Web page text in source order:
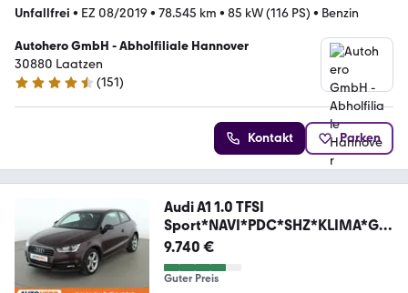
Unfallfrei • EZ 08/2019 • 78.545 km • 85 kW (116 PS) • Benzin
Autohero GmbH - Abholfiliale Hannover
30880 Laatzen
4.7 Sterne
(151)
Kontakt Parken
Audi A1 1.0 TFSI
Sport*NAVI*PDC*SHZ*KLIMA*GA
RANTIE*
9.740 €
Guter Preis